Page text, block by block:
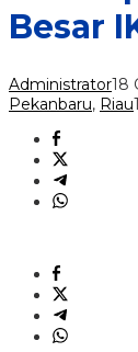
Besar
Administrator18
Pekanbaru, Riau